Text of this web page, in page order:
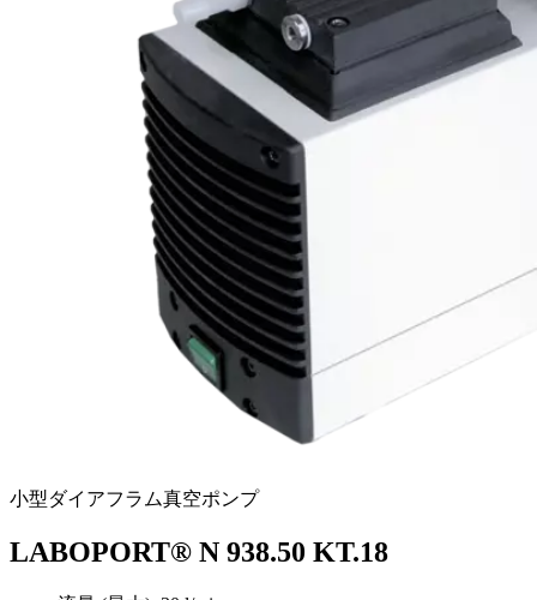
小型ダイアフラム真空ポンプ
LABOPORT® N 938.50 KT.18